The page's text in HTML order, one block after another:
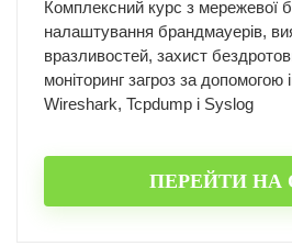
Комплексний курс з мережевої
налаштування брандмауерів,
вразливостей, захист
моніторинг загроз за допомогою
Wireshark, Tcpdump і Syslog
ПЕРЕЙТИ НА